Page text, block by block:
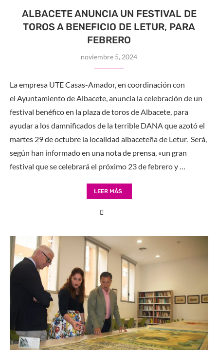
ALBACETE ANUNCIA UN FESTIVAL DE
TOROS A BENEFICIO DE LETUR, PARA
FEBRERO
noviembre 5, 2024
La empresa UTE Casas-Amador, en coordinación con
el Ayuntamiento de Albacete, anuncia la celebración de un
festival benéfico en la plaza de toros de Albacete, para
ayudar a los damnificados de la terrible DANA que azotó el
martes 29 de octubre la localidad albaceteña de Letur. Será,
según han informado en una nota de prensa, «un gran
festival que se celebrará el próximo 23 de febrero y …
LEER MÁS